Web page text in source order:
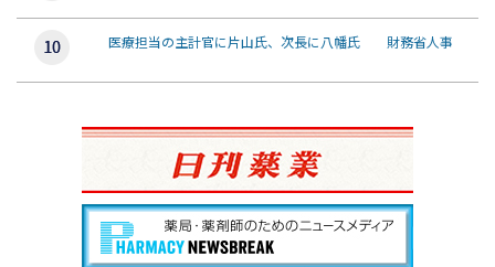
医療担当の主計官に片山氏、次長に八幡氏 財務省人事